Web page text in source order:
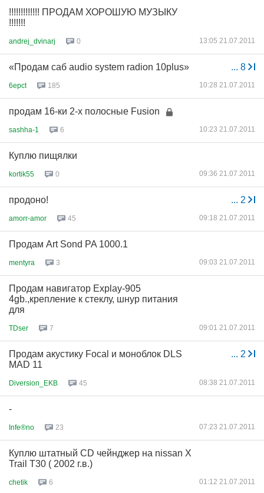
!!!!!!!!!!!!! ПРОДАМ ХОРОШУЮ МУЗЫКУ
!!!!!!!
andrej_dvinarj 0 13:05 21.07.2011
... 8
«Продам саб audio system radion 10plus»
6epct 185 10:28 21.07.2011
продам 16-ки 2-х полосные Fusion
sashha-1 6 10:23 21.07.2011
Куплю пищялки
kortik55 0 09:36 21.07.2011
... 2
продоно!
amorr-amor 45 09:18 21.07.2011
Продам Art Sond PA 1000.1
mentyra 3 09:03 21.07.2011
Продам навигатор Explay-905
4gb.,крепление к стеклу, шнур питания
для
TDser 7 09:01 21.07.2011
... 2
Продам акустику Focal и моноблок DLS
MAD 11
Diversion_EKB 45 08:38 21.07.2011
-
Infe®no 23 07:23 21.07.2011
Куплю штатный CD чейнджер на nissan X
Trail T30 ( 2002 г.в.)
chetik 6 01:12 21.07.2011